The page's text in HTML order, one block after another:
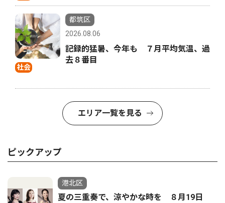
社会
都筑区
2026.08.06
記録的猛暑、今年も ７月平均気温、過
去８番目
エリア一覧を見る
ピックアップ
港北区
夏の三重奏で、涼やかな時を ８月19日